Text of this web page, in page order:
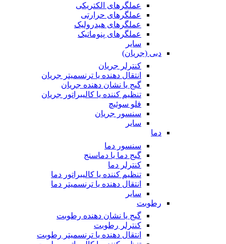
عملگرهای الکتریکی
عملگرهای حرارتی
عملگرهای هیدرولیک
عملگرهای پنوماتیک
سایر
دبی (جریان)
کنترلر جریان
انتقال دهنده یا ترنسمیتر جریان
گیج یا نشان دهنده جریان
تنظیم کننده یا کالیبراتور جریان
فلو سوئیچ
سنسور جریان
سایر
دما
سنسور دما
گیج دما یا دماسنج
کنترلر دما
تنظیم کننده یا کالیبراتور دما
انتقال دهنده یا ترنسمیتر دما
سایر
رطوبت
گیج یا نشان دهنده رطوبت
کنترلر رطوبت
انتقال دهنده یا ترنسمیتر رطوبت